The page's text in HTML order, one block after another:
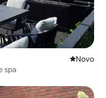
Novo
Novo
spa